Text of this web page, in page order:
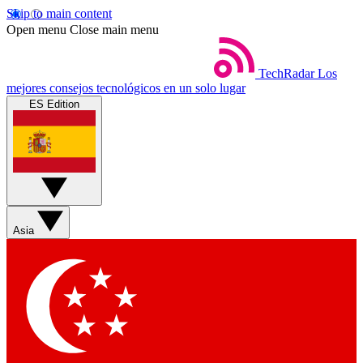
Skip to main content
Open menu Close main menu
TechRadar Los
mejores consejos tecnológicos en un solo lugar
ES Edition
Asia